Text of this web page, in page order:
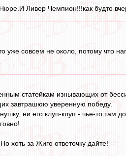
Ливер Чемпион!!!как будто
уже совсем не около, потому что
статейкам изнывающих от
завтрашюю уверенную победу.
ни его клуп-клуп - чье-то там
хоть за Жиго ответочку дайте!